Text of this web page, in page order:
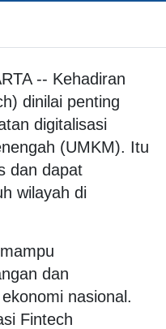
-- Kehadiran
dinilai penting
digitalisasi
(UMKM). Itu
dan dapat
wilayah di
dan
nasional.
Fintech